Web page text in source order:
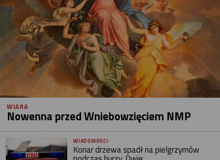
WIARA
Nowenna przed Wniebowzięciem NMP
WIADOMOŚCI
Konar drzewa spadł na pielgrzymów